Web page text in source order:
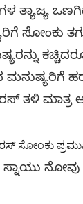
ತ್ಯಾಜ್ಯ
ಸೋಂಕು
ತಳಿ
ಸೋಂಕು
ನೋವು